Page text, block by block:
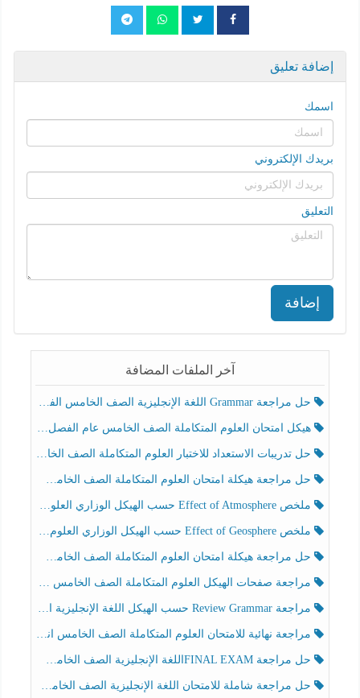
إضافة تعليق
اسمك
بريدك الإلكتروني
التعليق
إضافة
آخر الملفات المضافة
حل مراجعة Grammar اللغة الإنجليزية الصف الخامس الفصل الثالث
هيكل امتحان العلوم المتكاملة الصف الخامس عام الفصل الدراسي الثالث 2025-2026
حل تدريبات الاستعداد للاختبار العلوم المتكاملة الصف الخامس عام الفصل الثالث
حل مراجعة هيكلة امتحان العلوم المتكاملة الصف الخامس انسبير الفصل الثالث
ملخص Effect of Atmosphere حسب الهيكل الوزاري العلوم المتكاملة الصف الخامس انسبير الفصل الثالث
ملخص Effect of Geosphere حسب الهيكل الوزاري العلوم المتكاملة الصف الخامس انسبير الفصل الثالث
حل مراجعة هيكلة امتحان العلوم المتكاملة الصف الخامس عام الفصل الثالث
مراجعة صفحات الهيكل العلوم المتكاملة الصف الخامس انسبير الفصل الثالث
مراجعة Review Grammar حسب الهيكل اللغة الإنجليزية الصف الخامس الفصل الثالث
مراجعة نهائية للامتحان العلوم المتكاملة الصف الخامس انسبير الفصل الثالث
حل مراجعة FINAL EXAMاللغة الإنجليزية الصف الخامس الفصل الثالث
حل مراجعة شاملة للامتحان اللغة الإنجليزية الصف الخامس الفصل الثالث